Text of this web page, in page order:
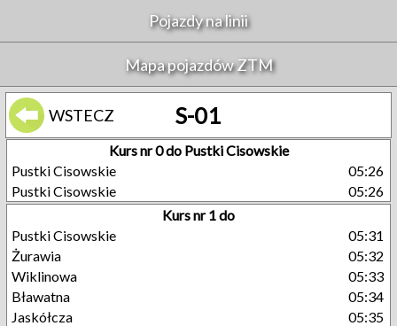
Pojazdy na linii
Mapa pojazdów ZTM
WSTECZ S-01
Kurs nr 0 do Pustki Cisowskie
Pustki Cisowskie
05:26
Pustki Cisowskie
05:26
Kurs nr 1 do
Pustki Cisowskie
05:31
Żurawia
05:32
Wiklinowa
05:33
Bławatna
05:34
Jaskółcza
05:35